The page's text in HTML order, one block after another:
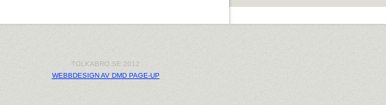
TOLKABRO.SE 2012
WEBBDESIGN AV DMD PAGE-UP